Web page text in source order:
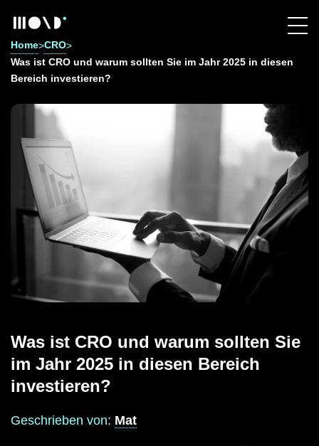
Home>CRO>
Was ist CRO und warum sollten Sie im Jahr 2025 in diesen
Bereich investieren?
Was ist CRO und warum sollten Sie
im Jahr 2025 in diesen Bereich
investieren?
Geschrieben von: Mat